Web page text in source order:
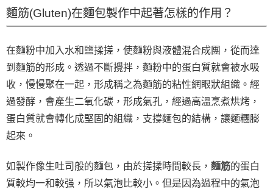
麵筋(Gluten)在麵包製作中起著怎樣的作用？
在麵粉中加入水和鹽揉搓，使麵粉與液體混合成團，從而達
到麵筋的形成。透過不斷攪拌，麵粉中的蛋白質就會被水吸
收，慢慢聚在一起，形成稱之為麵筋的粘性網眼狀組織。經
過發酵，會產生二氧化碳，形成氣孔，經過高溫烹煮烘烤，
蛋白質就會轉化成堅固的組織，支撐麵包的結構，讓麵糰膨
起來。
如製作像生吐司般的麵包，由於搓揉時間較長， 麵筋的蛋白
質較均一和較强，所以氣泡比較小。但是因為過程中的氣泡